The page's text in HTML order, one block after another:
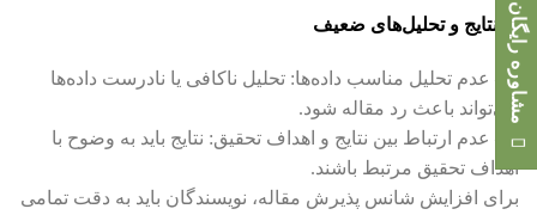
۸- نتایج و تحلیل‌های ضعیف
– عدم تحلیل مناسب داده‌ها: تحلیل ناکافی یا نادرست داده‌ها
می‌تواند باعث رد مقاله شود.
– عدم ارتباط بین نتایج و اهداف تحقیق: نتایج باید به وضوح با
اهداف تحقیق مرتبط باشند.
برای افزایش شانس پذیرش مقاله، نویسندگان باید به دقت تمامی
مشاوره رایگان